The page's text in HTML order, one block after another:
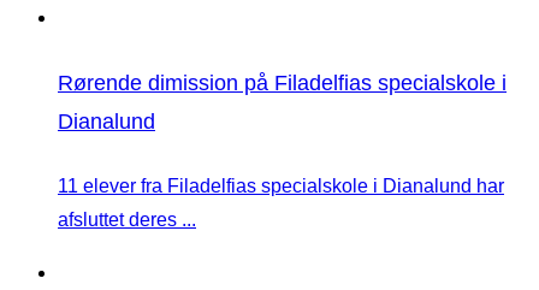
Rørende dimission på Filadelfias specialskole i
Dianalund
11 elever fra Filadelfias specialskole i Dianalund har
afsluttet deres ...